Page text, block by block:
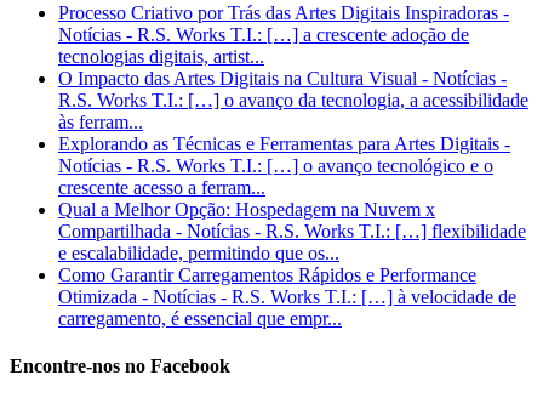
Processo Criativo por Trás das Artes Digitais Inspiradoras -
Notícias - R.S. Works T.I.: […] a crescente adoção de
tecnologias digitais, artist...
O Impacto das Artes Digitais na Cultura Visual - Notícias -
R.S. Works T.I.: […] o avanço da tecnologia, a acessibilidade
às ferram...
Explorando as Técnicas e Ferramentas para Artes Digitais -
Notícias - R.S. Works T.I.: […] o avanço tecnológico e o
crescente acesso a ferram...
Qual a Melhor Opção: Hospedagem na Nuvem x
Compartilhada - Notícias - R.S. Works T.I.: […] flexibilidade
e escalabilidade, permitindo que os...
Como Garantir Carregamentos Rápidos e Performance
Otimizada - Notícias - R.S. Works T.I.: […] à velocidade de
carregamento, é essencial que empr...
Encontre-nos no Facebook